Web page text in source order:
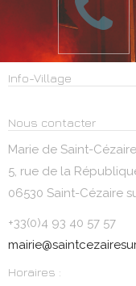
Info-Village
Nous contacter
Marie de Saint-Cézaire
5, rue de la
06530 Saint-Cézaire
+33(0)4 93 40 57 57
Horaires :